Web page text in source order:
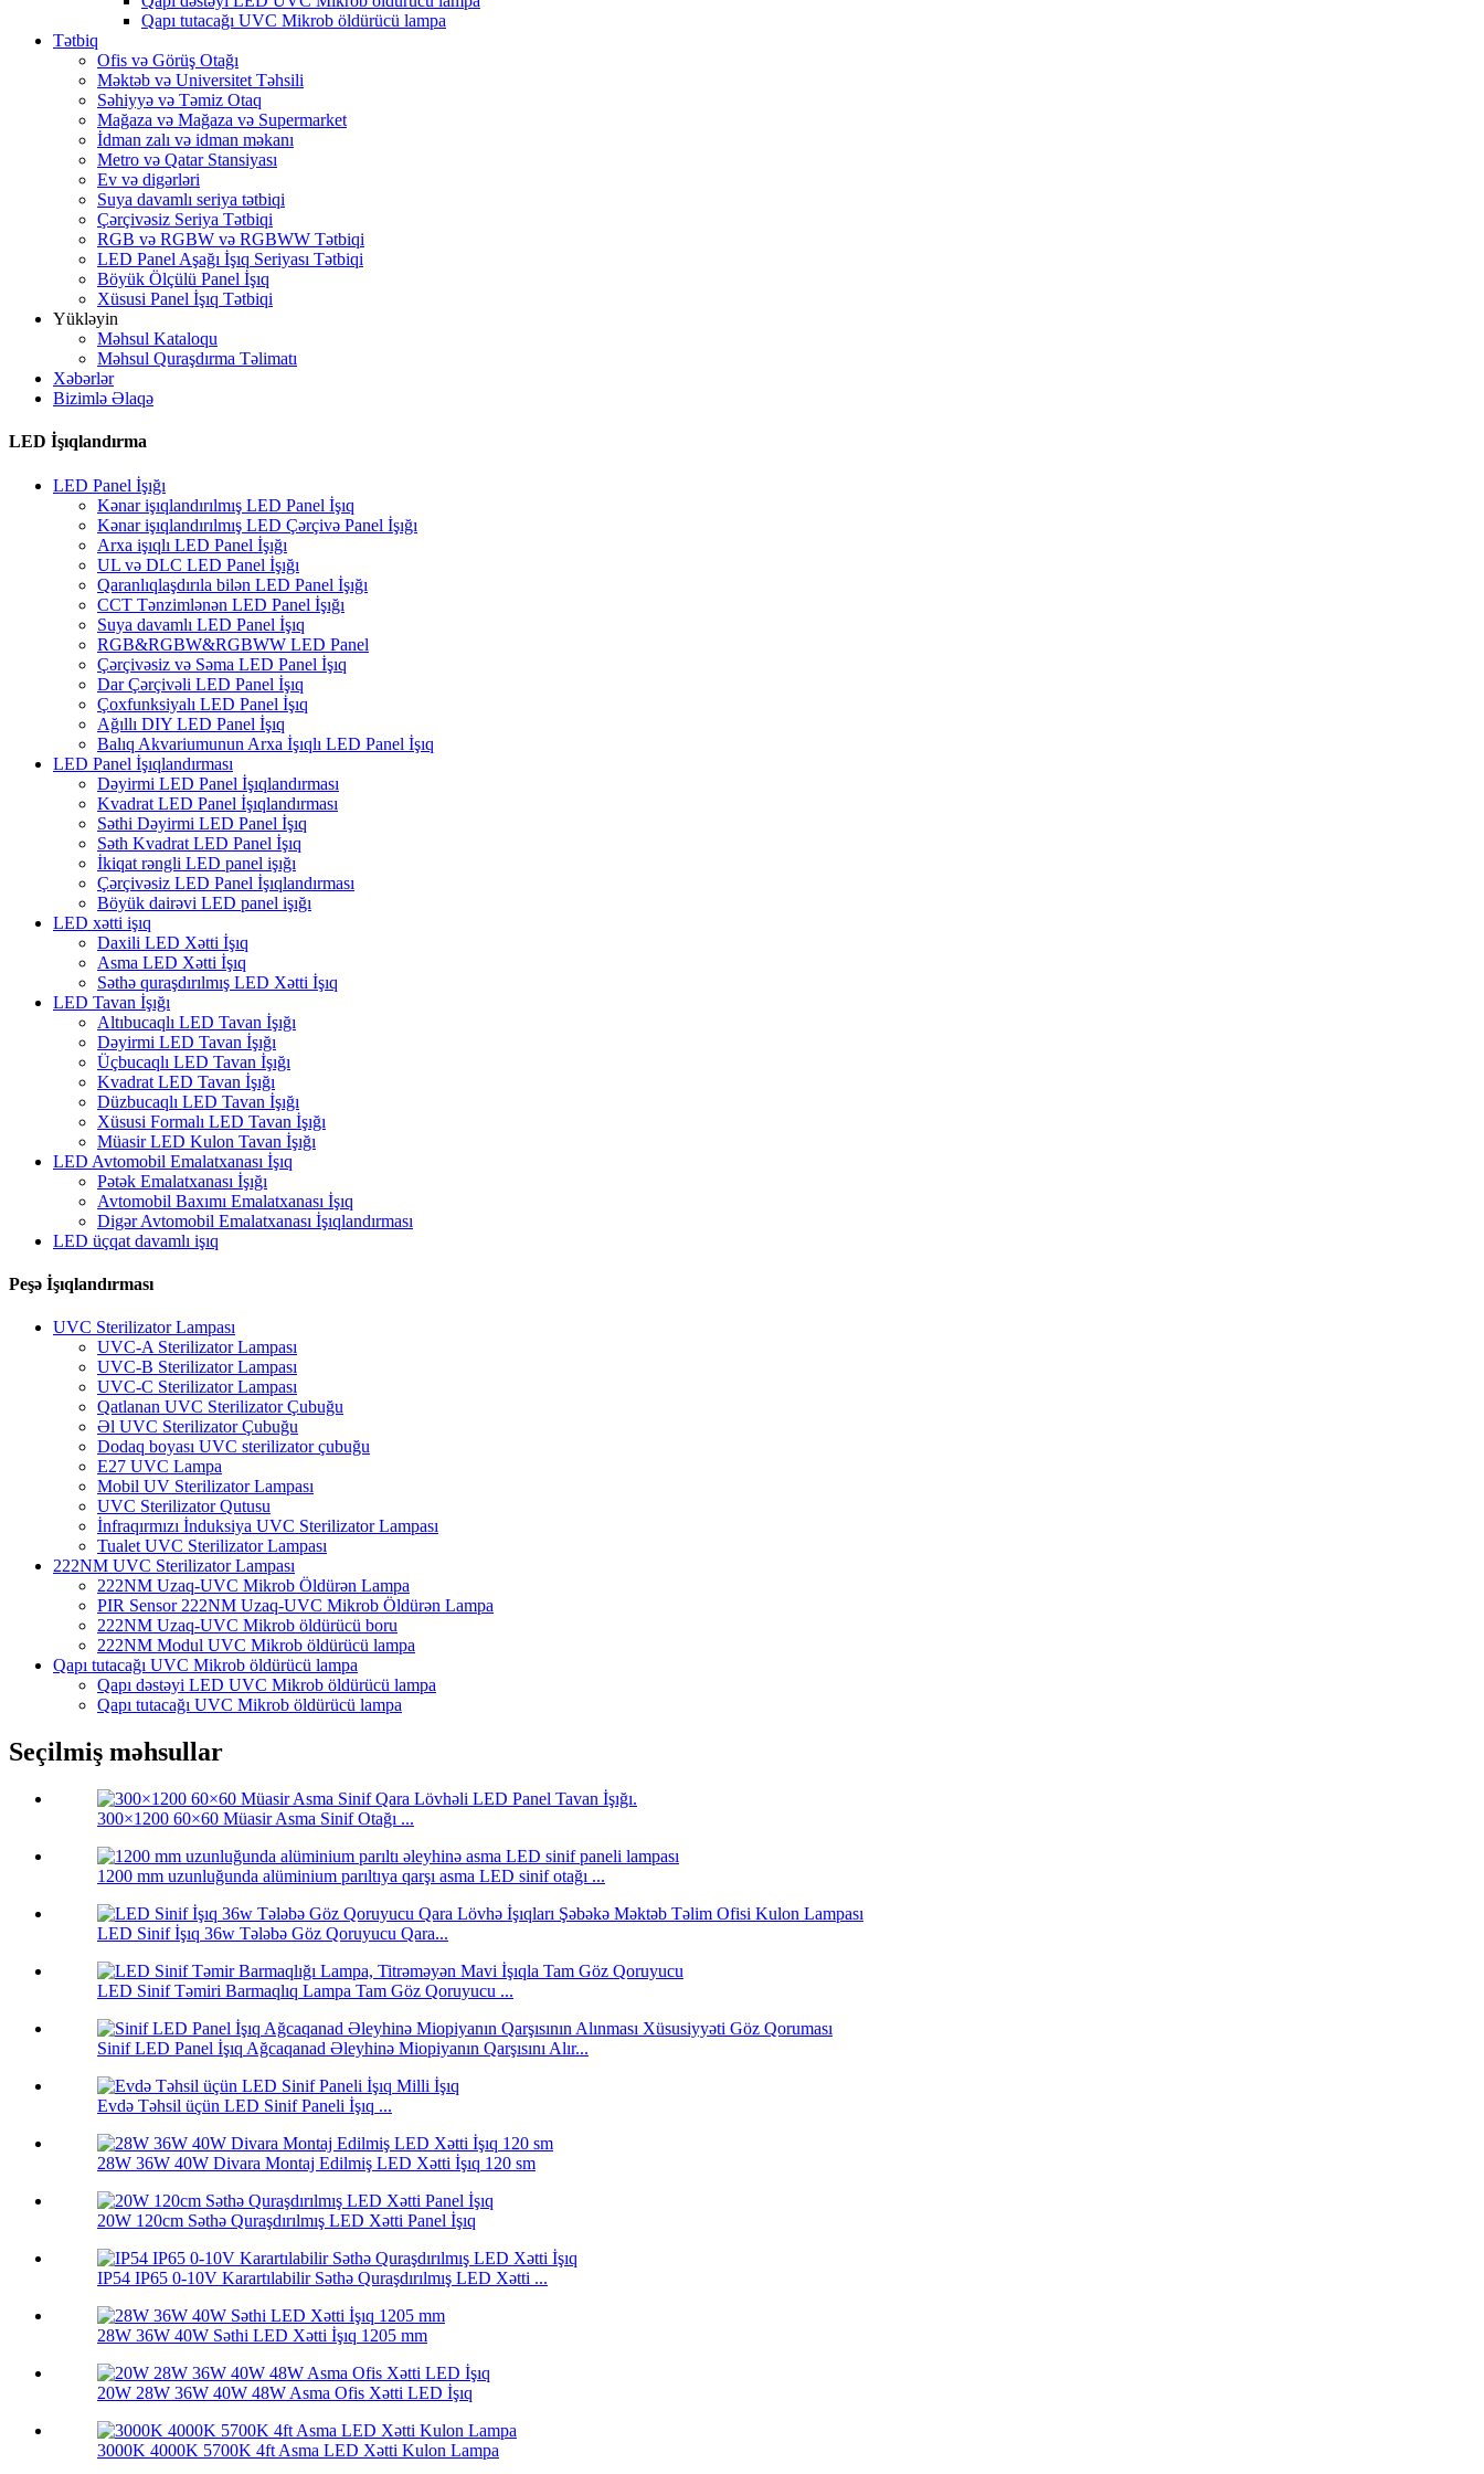
Qapı tutacağı UVC Mikrob öldürücü lampa
Tətbiq
Ofis və Görüş Otağı
Məktəb və Universitet Təhsili
Səhiyyə və Təmiz Otaq
Mağaza və Mağaza və Supermarket
İdman zalı və idman məkanı
Metro və Qatar Stansiyası
Ev və digərləri
Suya davamlı seriya tətbiqi
Çərçivəsiz Seriya Tətbiqi
RGB və RGBW və RGBWW Tətbiqi
LED Panel Aşağı İşıq Seriyası Tətbiqi
Böyük Ölçülü Panel İşıq
Xüsusi Panel İşıq Tətbiqi
Yükləyin
Məhsul Kataloqu
Məhsul Quraşdırma Təlimatı
Xəbərlər
Bizimlə Əlaqə
LED İşıqlandırma
LED Panel İşığı
Kənar işıqlandırılmış LED Panel İşıq
Kənar işıqlandırılmış LED Çərçivə Panel İşığı
Arxa işıqlı LED Panel İşığı
UL və DLC LED Panel İşığı
Qaranlıqlaşdırıla bilən LED Panel İşığı
CCT Tənzimlənən LED Panel İşığı
Suya davamlı LED Panel İşıq
RGB&RGBW&RGBWW LED Panel
Çərçivəsiz və Səma LED Panel İşıq
Dar Çərçivəli LED Panel İşıq
Çoxfunksiyalı LED Panel İşıq
Ağıllı DIY LED Panel İşıq
Balıq Akvariumunun Arxa İşıqlı LED Panel İşıq
LED Panel İşıqlandırması
Dəyirmi LED Panel İşıqlandırması
Kvadrat LED Panel İşıqlandırması
Səthi Dəyirmi LED Panel İşıq
Səth Kvadrat LED Panel İşıq
İkiqat rəngli LED panel işığı
Çərçivəsiz LED Panel İşıqlandırması
Böyük dairəvi LED panel işığı
LED xətti işıq
Daxili LED Xətti İşıq
Asma LED Xətti İşıq
Səthə quraşdırılmış LED Xətti İşıq
LED Tavan İşığı
Altıbucaqlı LED Tavan İşığı
Dəyirmi LED Tavan İşığı
Üçbucaqlı LED Tavan İşığı
Kvadrat LED Tavan İşığı
Düzbucaqlı LED Tavan İşığı
Xüsusi Formalı LED Tavan İşığı
Müasir LED Kulon Tavan İşığı
LED Avtomobil Emalatxanası İşıq
Pətək Emalatxanası İşığı
Avtomobil Baxımı Emalatxanası İşıq
Digər Avtomobil Emalatxanası İşıqlandırması
LED üçqat davamlı işıq
Peşə İşıqlandırması
UVC Sterilizator Lampası
UVC-A Sterilizator Lampası
UVC-B Sterilizator Lampası
UVC-C Sterilizator Lampası
Qatlanan UVC Sterilizator Çubuğu
Əl UVC Sterilizator Çubuğu
Dodaq boyası UVC sterilizator çubuğu
E27 UVC Lampa
Mobil UV Sterilizator Lampası
UVC Sterilizator Qutusu
İnfraqırmızı İnduksiya UVC Sterilizator Lampası
Tualet UVC Sterilizator Lampası
222NM UVC Sterilizator Lampası
222NM Uzaq-UVC Mikrob Öldürən Lampa
PIR Sensor 222NM Uzaq-UVC Mikrob Öldürən Lampa
222NM Uzaq-UVC Mikrob öldürücü boru
222NM Modul UVC Mikrob öldürücü lampa
Qapı tutacağı UVC Mikrob öldürücü lampa
Qapı dəstəyi LED UVC Mikrob öldürücü lampa
Qapı tutacağı UVC Mikrob öldürücü lampa
Seçilmiş məhsullar
300×1200 60×60 Müasir Asma Sinif Otağı ...
1200 mm uzunluğunda alüminium parıltıya qarşı asma LED sinif otağı ...
LED Sinif İşıq 36w Tələbə Göz Qoruyucu Qara...
LED Sinif Təmiri Barmaqlıq Lampa Tam Göz Qoruyucu ...
Sinif LED Panel İşıq Ağcaqanad Əleyhinə Miopiyanın Qarşısını Alır...
Evdə Təhsil üçün LED Sinif Paneli İşıq ...
28W 36W 40W Divara Montaj Edilmiş LED Xətti İşıq 120 sm
20W 120cm Səthə Quraşdırılmış LED Xətti Panel İşıq
IP54 IP65 0-10V Karartılabilir Səthə Quraşdırılmış LED Xətti ...
28W 36W 40W Səthi LED Xətti İşıq 1205 mm
20W 28W 36W 40W 48W Asma Ofis Xətti LED İşıq
3000K 4000K 5700K 4ft Asma LED Xətti Kulon Lampa